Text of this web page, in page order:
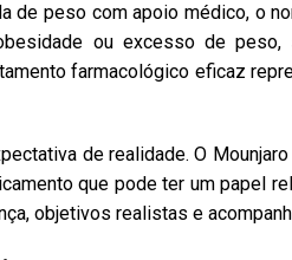
de peso com apoio médico, o
ou excesso de
farmacológico eficaz
de realidade. O
que pode ter um papel
objetivos realistas e